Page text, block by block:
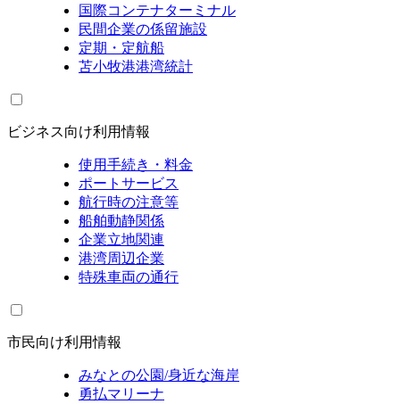
国際コンテナターミナル
民間企業の係留施設
定期・定航船
苫小牧港港湾統計
ビジネス向け利用情報
使用手続き・料金
ポートサービス
航行時の注意等
船舶動静関係
企業立地関連
港湾周辺企業
特殊車両の通行
市民向け利用情報
みなとの公園/身近な海岸
勇払マリーナ